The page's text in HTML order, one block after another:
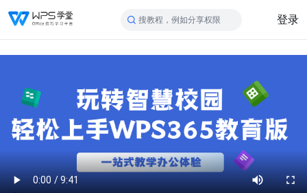
搜教程，例如分享权限 登录